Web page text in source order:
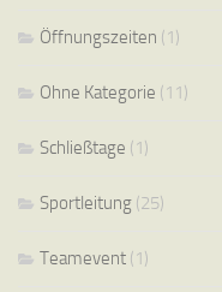
Öffnungszeiten (1)
Ohne Kategorie (11)
Schließtage (1)
Sportleitung (25)
Teamevent (1)